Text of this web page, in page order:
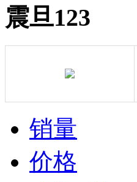
震旦123
销量
价格